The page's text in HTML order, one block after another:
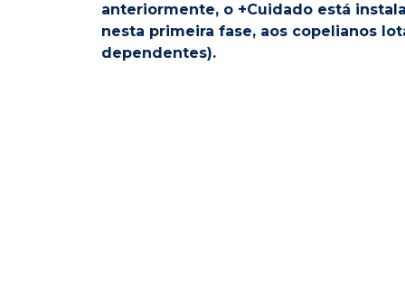
anteriormente, o +Cuidado está
nesta primeira fase, aos copelianos
dependentes).